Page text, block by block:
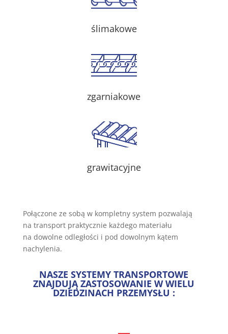
ślimakowe
zgarniakowe
grawitacyjne
Połączone ze sobą w kompletny system pozwalają
na transport praktycznie każdego materiału
na dowolne odległości i pod dowolnym kątem
nachylenia.
NASZE SYSTEMY TRANSPORTOWE
ZNAJDUJĄ ZASTOSOWANIE W WIELU
DZIEDZINACH PRZEMYSŁU :